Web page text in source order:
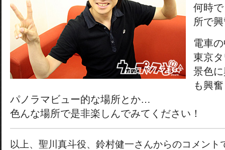
何時
所で
電車
東京
景色
も興
パノラマビュー的な場所とか…
色んな場所で是非楽しんでみてください！
以上、聖川真斗役、鈴村健一さんからのコメント